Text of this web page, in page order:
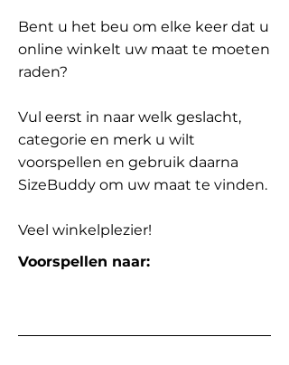
Bent u het beu om elke keer dat u
online winkelt uw maat te moeten
raden?
Vul eerst in naar welk geslacht,
categorie en merk u wilt
voorspellen en gebruik daarna
SizeBuddy om uw maat te vinden.
Veel winkelplezier!
Voorspellen naar: